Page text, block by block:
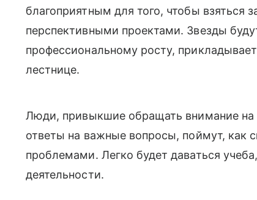
благоприятным для того, чтобы взяться
перспективными проектами. Звезды
профессиональному росту,
лестнице.
Люди, привыкшие обращать внимание на
ответы на важные вопросы, поймут, как
проблемами. Легко будет даваться
деятельности.